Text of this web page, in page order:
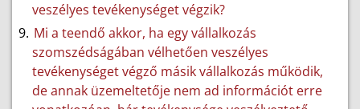
veszélyes tevékenységet végzik?
Mi a teendő akkor, ha egy vállalkozás
szomszédságában vélhetően veszélyes
tevékenységet végző másik vállalkozás működik,
de annak üzemeltetője nem ad információt erre